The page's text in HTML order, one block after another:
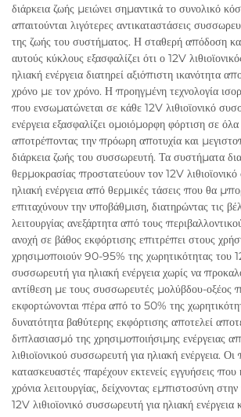
διάρκεια ζωής μειώνει σημαντικά το συνολικό
απαιτούνται λιγότερες αντικαταστάσεις
της ζωής του συστήματος. Η σταθερή απόδοση
αυτούς κύκλους εξασφαλίζει ότι ο 12V
ηλιακή ενέργεια διατηρεί αξιόπιστη ικανότητα
χρόνο με τον χρόνο. Η προηγμένη τεχνολογία
που ενσωματώνεται σε κάθε 12V λιθιοϊονικό
ενέργεια εξασφαλίζει ομοιόμορφη φόρτιση σε
αποτρέποντας την πρόωρη αποτυχία και
διάρκεια ζωής του συσσωρευτή. Τα συστήματα
θερμοκρασίας προστατεύουν τον 12V
ηλιακή ενέργεια από θερμικές τάσεις που θα
επιταχύνουν την υποβάθμιση, διατηρώντας τις
λειτουργίας ανεξάρτητα από τους
ανοχή σε βάθος εκφόρτισης επιτρέπει στους
χρησιμοποιούν 90-95% της χωρητικότητας του
συσσωρευτή για ηλιακή ενέργεια χωρίς να
αντίθεση με τους συσσωρευτές μολύβδου-οξέος
εκφορτώνονται πέρα από το 50% της
δυνατότητα βαθύτερης εκφόρτισης αποτελεί
διπλασιασμό της χρησιμοποιήσιμης ενέργειας
λιθιοϊονικού συσσωρευτή για ηλιακή ενέργεια. Οι
κατασκευαστές παρέχουν εκτενείς εγγυήσεις
χρόνια λειτουργίας, δείχνοντας εμπιστοσύνη στην
12V λιθιοϊονικό συσσωρευτή για ηλιακή